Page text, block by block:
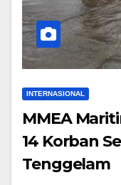
INTERNASIONAL
MMEA
14 Korban
Tenggelam